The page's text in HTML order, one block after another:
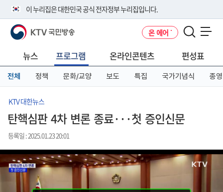
이 누리집은 대한민국 공식 전자정부 누리집입니다.
공식 누리집 주소 확인하기
니다.
이밖에 or.kr 또는 .kr등 다른 도메인 주소를 사용하고 있다면 아래 URL에
서 도메인 주소를 확인해 보세요
KTV 국민방송 온 에어
뉴스 프로그램 온라인콘텐츠 편성표
전체 정책 문화/교양 보도 특집 국가기념식 종영
KTV 대한뉴스
탄핵심판 4차 변론 종료···첫 증인신문
등록일 : 2025.01.23 20:01